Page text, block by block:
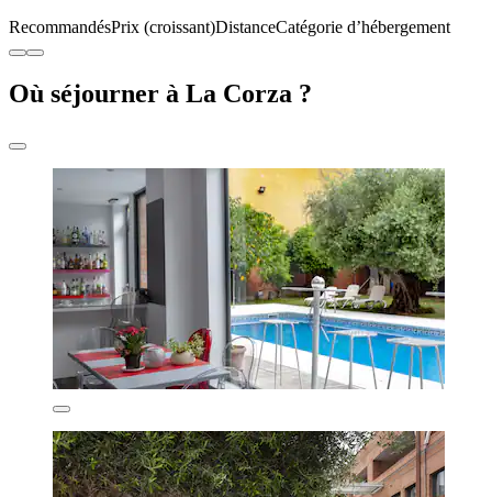
RecommandésPrix (croissant)DistanceCatégorie d’hébergement
Où séjourner à La Corza ?